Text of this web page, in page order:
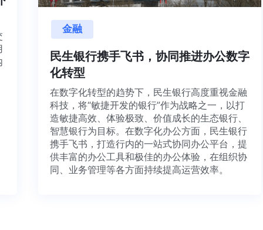
交
用
内
金融
民生银行携手飞书，协同推进办公数
化转型
在数字化转型的趋势下，民生银行高度重视金融
科技，将“敏捷开发的银行”作为战略之一，以打
造敏捷高效、体验极致、价值成长的生态银行、
智慧银行为目标。在数字化办公方面，民生银行
携手飞书，打造行内的一站式协同办公平台，提
供丰富的办公工具和极佳的办公体验，在组织协
同、业务管理等各方面持续提高运营效率。